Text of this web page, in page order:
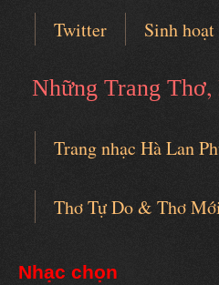
Twitter Sinh
Những Trang Thơ,
Trang nhạc Hà Lan
Thơ Tự Do & Thơ
Nhạc chọn